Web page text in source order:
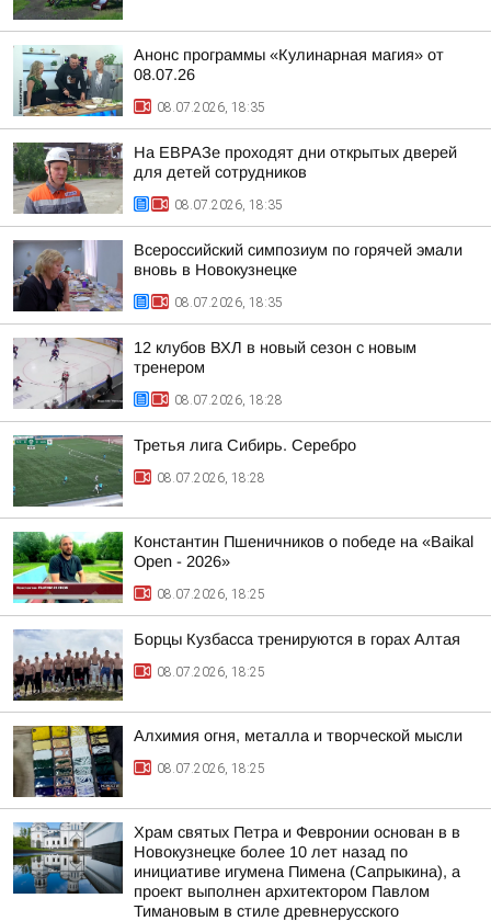
Анонс программы «Кулинарная магия» от
08.07.26
08.07.2026, 18:35
На ЕВРАЗе проходят дни открытых дверей
для детей сотрудников
08.07.2026, 18:35
Всероссийский симпозиум по горячей эмали
вновь в Новокузнецке
08.07.2026, 18:35
12 клубов ВХЛ в новый сезон с новым
тренером
08.07.2026, 18:28
Третья лига Сибирь. Серебро
08.07.2026, 18:28
Константин Пшеничников о победе на «Baikal
Open - 2026»
08.07.2026, 18:25
Борцы Кузбасса тренируются в горах Алтая
08.07.2026, 18:25
Алхимия огня, металла и творческой мысли
08.07.2026, 18:25
Храм святых Петра и Февронии основан в в
Новокузнецке более 10 лет назад по
инициативе игумена Пимена (Сапрыкина), а
проект выполнен архитектором Павлом
Тимановым в стиле древнерусского